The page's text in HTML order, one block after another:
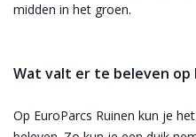
midden in het groen.
Wat valt er te beleven op
Op EuroParcs Ruinen kun je